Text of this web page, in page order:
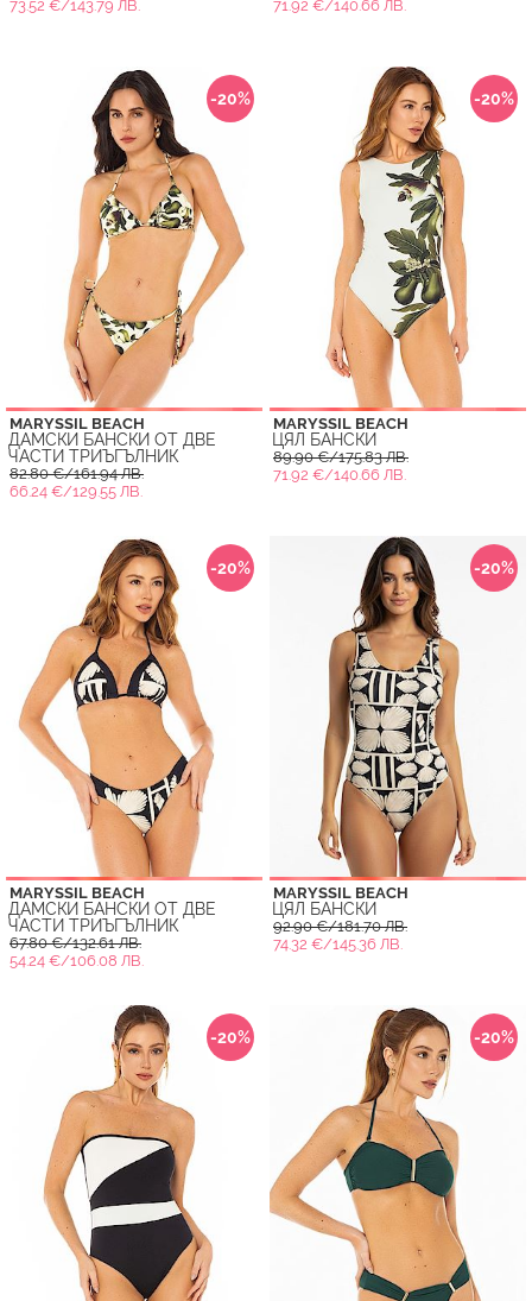
73.52 €/143.79 ЛВ.
71.92 €/140.66 ЛВ.
-20%
MARYSSIL BEACH
ДАМСКИ БАНСКИ ОТ ДВЕ
ЧАСТИ ТРИЪГЪЛНИК
82.80 €/161.94 ЛВ.
66.24 €/129.55 ЛВ.
-20%
MARYSSIL BEACH
ЦЯЛ БАНСКИ
89.90 €/175.83 ЛВ.
71.92 €/140.66 ЛВ.
-20%
MARYSSIL BEACH
ДАМСКИ БАНСКИ ОТ ДВЕ
ЧАСТИ ТРИЪГЪЛНИК
67.80 €/132.61 ЛВ.
54.24 €/106.08 ЛВ.
-20%
MARYSSIL BEACH
ЦЯЛ БАНСКИ
92.90 €/181.70 ЛВ.
74.32 €/145.36 ЛВ.
-20% -20%